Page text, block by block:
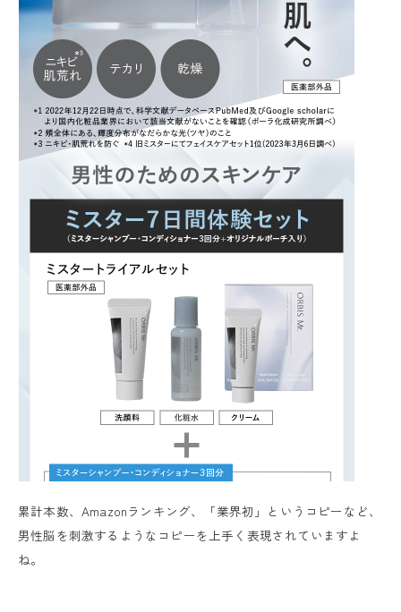
累計本数、Amazonランキング、「業界初」というコピーなど、
男性脳を刺激するようなコピーを上手く表現されていますよ
ね。